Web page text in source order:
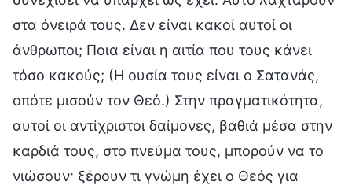
στα όνειρά τους. Δεν είναι κακοί αυτοί οι
άνθρωποι; Ποια είναι η αιτία που τους κάνει
τόσο κακούς; (Η ουσία τους είναι ο Σατανάς,
οπότε μισούν τον Θεό.) Στην πραγματικότητα,
αυτοί οι αντίχριστοι δαίμονες, βαθιά μέσα στην
καρδιά τους, στο πνεύμα τους, μπορούν να το
νιώσουν· ξέρουν τι γνώμη έχει ο Θεός για